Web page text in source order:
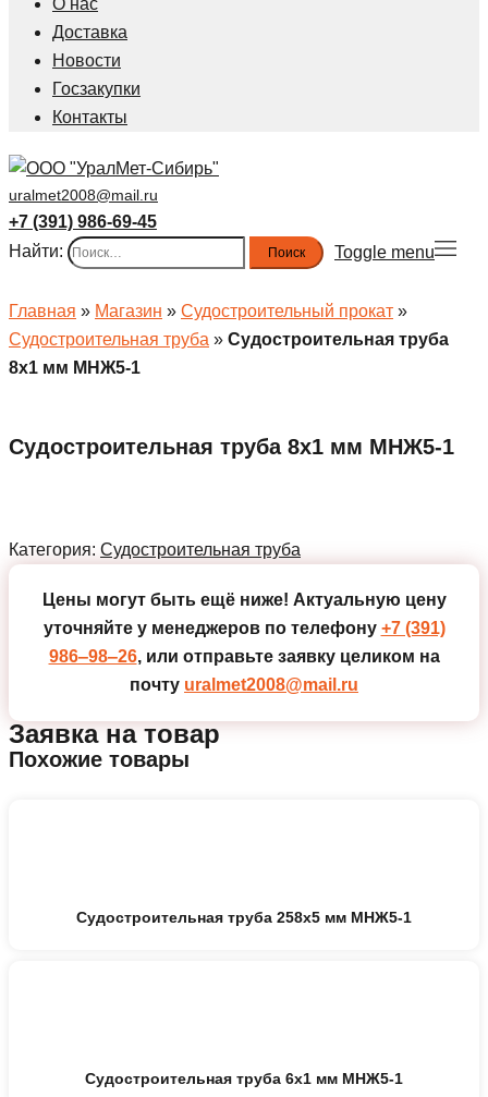
О нас
Доставка
Новости
Госзакупки
Контакты
uralmet2008@mail.ru
+7 (391) 986-69-45
Найти:
Toggle menu
Главная » Магазин » Судостроительный прокат »
Судостроительная труба » Судостроительная труба
8х1 мм МНЖ5-1
Судостроительная труба 8х1 мм МНЖ5-1
Категория: Судостроительная труба
Цены могут быть ещё ниже! Актуальную цену
уточняйте у менеджеров по телефону +7 (391)
986‒98‒26, или отправьте заявку целиком на
почту uralmet2008@mail.ru
Заявка на товар
Похожие товары
Судостроительная труба 258х5 мм МНЖ5-1
Судостроительная труба 6х1 мм МНЖ5-1